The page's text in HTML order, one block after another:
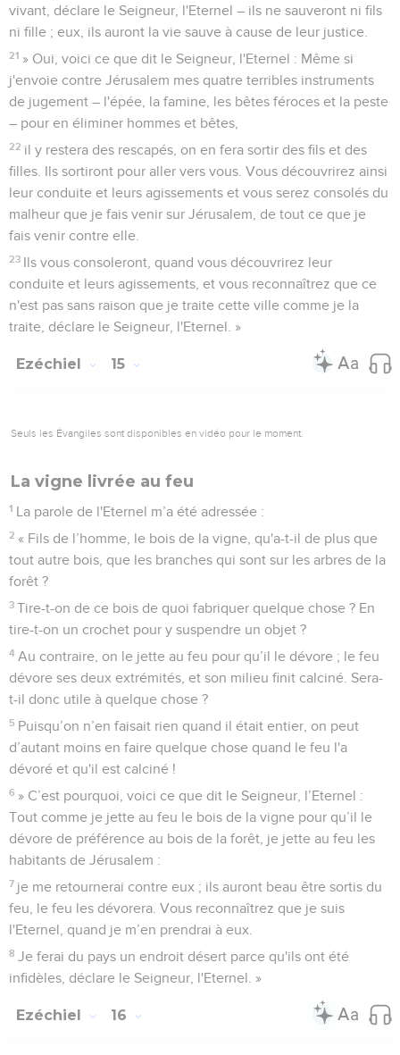
vivant, déclare le Seigneur, l'Eternel – ils ne sauveront ni fils
ni fille ; eux, ils auront la vie sauve à cause de leur justice.
21 » Oui, voici ce que dit le Seigneur, l'Eternel : Même si
j'envoie contre Jérusalem mes quatre terribles instruments
de jugement – l'épée, la famine, les bêtes féroces et la peste
– pour en éliminer hommes et bêtes,
22 il y restera des rescapés, on en fera sortir des fils et des
filles. Ils sortiront pour aller vers vous. Vous découvrirez ainsi
leur conduite et leurs agissements et vous serez consolés du
malheur que je fais venir sur Jérusalem, de tout ce que je
fais venir contre elle.
23 Ils vous consoleront, quand vous découvrirez leur
conduite et leurs agissements, et vous reconnaîtrez que ce
n'est pas sans raison que je traite cette ville comme je la
traite, déclare le Seigneur, l'Eternel. »
Ezéchiel 15
Seuls les Évangiles sont disponibles en vidéo pour le moment.
La vigne livrée au feu
1 La parole de l'Eternel m’a été adressée :
2 « Fils de l’homme, le bois de la vigne, qu'a-t-il de plus que
tout autre bois, que les branches qui sont sur les arbres de la
forêt ?
3 Tire-t-on de ce bois de quoi fabriquer quelque chose ? En
tire-t-on un crochet pour y suspendre un objet ?
4 Au contraire, on le jette au feu pour qu’il le dévore ; le feu
dévore ses deux extrémités, et son milieu finit calciné. Sera-
t-il donc utile à quelque chose ?
5 Puisqu’on n’en faisait rien quand il était entier, on peut
d’autant moins en faire quelque chose quand le feu l'a
dévoré et qu'il est calciné !
6 » C’est pourquoi, voici ce que dit le Seigneur, l’Eternel :
Tout comme je jette au feu le bois de la vigne pour qu’il le
dévore de préférence au bois de la forêt, je jette au feu les
habitants de Jérusalem :
7 je me retournerai contre eux ; ils auront beau être sortis du
feu, le feu les dévorera. Vous reconnaîtrez que je suis
l'Eternel, quand je m’en prendrai à eux.
8 Je ferai du pays un endroit désert parce qu'ils ont été
infidèles, déclare le Seigneur, l'Eternel. »
Ezéchiel 16